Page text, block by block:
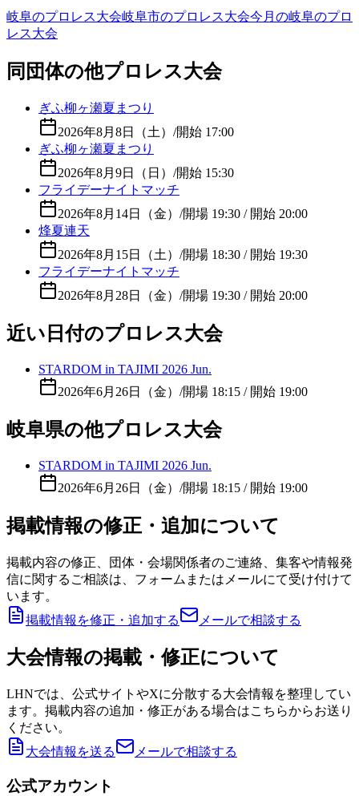
岐阜のプロレス大会岐阜市のプロレス大会今月の岐阜のプロ
レス大会
同団体の他プロレス大会
ぎふ柳ヶ瀬夏まつり
2026年8月8日（土） /開始 17:00
ぎふ柳ヶ瀬夏まつり
2026年8月9日（日） /開始 15:30
フライデーナイトマッチ
2026年8月14日（金） /開場 19:30 / 開始 20:00
烽夏連天
2026年8月15日（土） /開場 18:30 / 開始 19:30
フライデーナイトマッチ
2026年8月28日（金） /開場 19:30 / 開始 20:00
近い日付のプロレス大会
STARDOM in TAJIMI 2026 Jun.
2026年6月26日（金） /開場 18:15 / 開始 19:00
岐阜県の他プロレス大会
STARDOM in TAJIMI 2026 Jun.
2026年6月26日（金） /開場 18:15 / 開始 19:00
掲載情報の修正・追加について
掲載内容の修正、団体・会場関係者のご連絡、集客や情報発
信に関するご相談は、フォームまたはメールにて受け付けて
います。
掲載情報を修正・追加する
メールで相談する
大会情報の掲載・修正について
LHNでは、公式サイトやXに分散する大会情報を整理してい
ます。掲載内容の追加・修正がある場合はこちらからお送り
ください。
大会情報を送る
メールで相談する
公式アカウント